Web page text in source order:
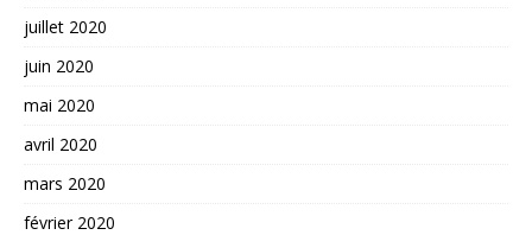
juillet 2020
juin 2020
mai 2020
avril 2020
mars 2020
février 2020